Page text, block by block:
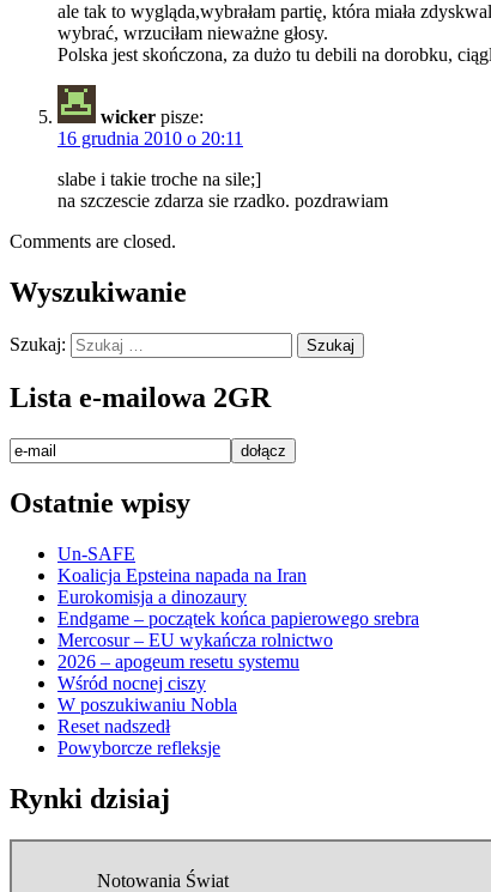
ale tak to wygląda,wybrałam partię, która miała
wybrać, wrzuciłam nieważne głosy.
Polska jest skończona, za dużo tu debili na dorobku,
wicker pisze:
16 grudnia 2010 o 20:11
slabe i takie troche na sile;]
na szczescie zdarza sie rzadko. pozdrawiam
Comments are closed.
Wyszukiwanie
Szukaj:
Lista e-mailowa 2GR
Ostatnie wpisy
Un-SAFE
Koalicja Epsteina napada na Iran
Eurokomisja a dinozaury
Endgame – początek końca papierowego srebra
Mercosur – EU wykańcza rolnictwo
2026 – apogeum resetu systemu
Wśród nocnej ciszy
W poszukiwaniu Nobla
Reset nadszedł
Powyborcze refleksje
Rynki dzisiaj
Notowania Świat